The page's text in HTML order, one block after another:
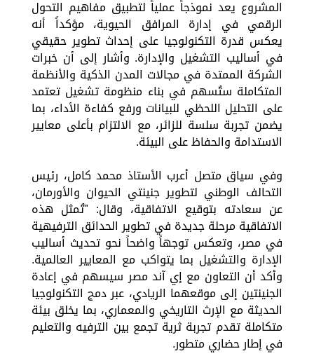
المشروع يعد نموذجاً عملياً لتطبيق مفاهيم التحول
الرقمي في إدارة المرافق الحيوية، مؤكداً أنه
يعكس قدرة التكنولوجيا على إحداث تطوير حقيقي
في أساليب التشغيل والإدارة. وأشار إلى أن خبرات
الشركة الممتدة في مجالات المدن الذكية والأنظمة
المتكاملة ستُسهم في بناء منظومة تشغيل تعتمد
على التحليل اللحظي للبيانات ورفع كفاءة الأداء، بما
يضمن تجربة سلسة للزائر، مع الالتزام بأعلى معايير
الاستدامة والحفاظ على البيئة.
وفي سياق متصل أعرب الأستاذ محمد كامل، رئيس
التحالف الوطني لتطوير جنينتي الحيوان والأورمان،
عن سعادته بتوقيع الاتفاقية، وقال: "تُمثل هذه
الاتفاقية مرحلة جديدة في تطوير الحدائق الترفيهية
في مصر، وتعكس توجهاً واضحاً نحو تحديث أساليب
الإدارة والتشغيل بما يتواكب مع المعايير العالمية.
وأكد أن التعاون مع إي آند مصر سيسهم في إعادة
الجنينتين إلى موقعهما الريادي، عبر دمج التكنولوجيا
الحديثة مع الإرث التاريخي والمعماري، بما يخلق بيئة
متكاملة تقدم تجربة ثرية تجمع بين الترفيه والتعليم
في إطار حضاري متطور.